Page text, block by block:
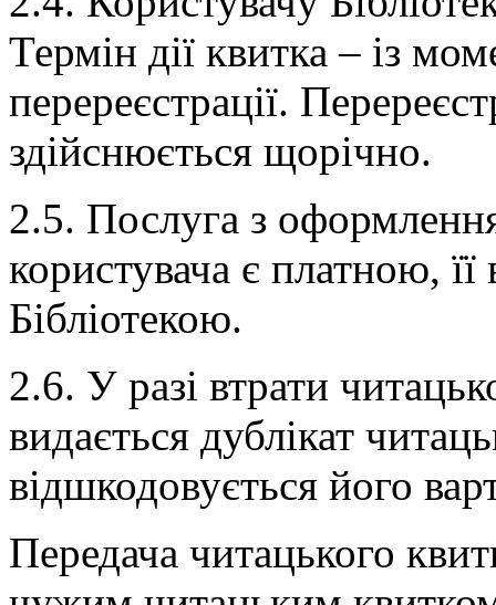
Термін дії квитка – із
перереєстрації.
здійснюється щорічно.
2.5. Послуга з
користувача є платною, її
Бібліотекою.
2.6. У разі втрати
видається дублікат
відшкодовується його
Передача читацького